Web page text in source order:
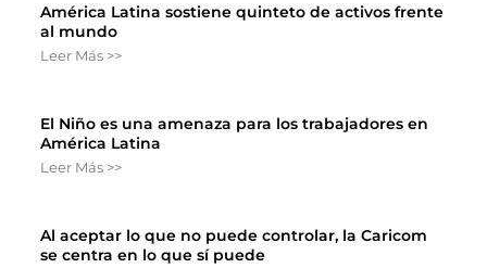
América Latina sostiene quinteto de activos frente
al mundo
Leer Más >>
El Niño es una amenaza para los trabajadores en
América Latina
Leer Más >>
Al aceptar lo que no puede controlar, la Caricom
se centra en lo que sí puede